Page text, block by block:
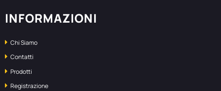
INFORMAZIONI
Chi Siamo
Contatti
Prodotti
Registrazione